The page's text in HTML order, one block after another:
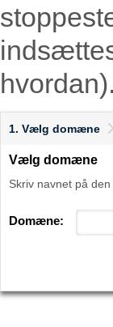
hvordan).
1. Vælg domæne
Vælg domæne
Skriv navnet på
Domæne: